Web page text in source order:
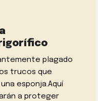
plagado
trucos que
esponja.Aquí
a proteger